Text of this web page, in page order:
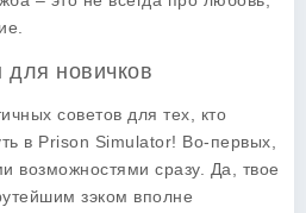
для новичков
советов для тех, кто
в Prison Simulator! Во-первых,
возможностями сразу. Да, твое
зэком вполне